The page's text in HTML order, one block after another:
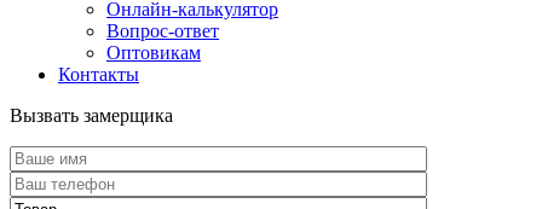
Онлайн-калькулятор
Вопрос-ответ
Оптовикам
Контакты
Вызвать замерщика